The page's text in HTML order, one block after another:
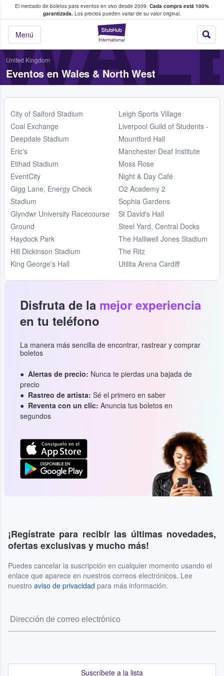
El mercado de boletos para eventos en vivo desde 2009. Cada compra está 100%
garantizada. Los precios pueden variar de su valor original.
StubHub: donde
Menú
fans compran y venden boletos
United Kingdom
Eventos en Wales & North West
City of Salford Stadium
Coal Exchange
Deepdale Stadium
Eric's
Etihad Stadium
EventCity
Gigg Lane, Energy Check
Stadium
Glyndwr University Racecourse
Ground
Haydock Park
Hill Dickinson Stadium
King George's Hall
Leigh Sports Village
Liverpool Guild of Students -
Mountford Hall
Manchester Deaf Institute
Moss Rose
Night & Day Café
O2 Academy 2
Sophia Gardens
St David's Hall
Steel Yard, Central Docks
The Halliwell Jones Stadium
The Ritz
Utilita Arena Cardiff
Disfruta de la mejor experiencia
en tu teléfono
La manera más sencilla de encontrar, rastrear y comprar
boletos
Alertas de precio: Nunca te pierdas una bajada de
precio
Rastreo de artista: Sé el primero en saber
Reventa con un clic: Anuncia tus boletos en
segundos
¡Regístrate para recibir las últimas novedades,
ofertas exclusivas y mucho más!
Puedes cancelar la suscripción en cualquier momento usando el
enlace que aparece en nuestros correos electrónicos. Lee
nuestro aviso de privacidad para más información.
Suscríbete a la lista